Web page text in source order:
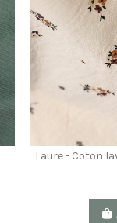
Laure - Coton